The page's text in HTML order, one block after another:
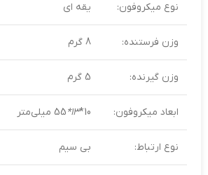
نوع میکروفون: یقه ای
وزن فرستنده: 8 گرم
وزن گیرنده: 5 گرم
ابعاد میکروفون: 10*
13* 55 میلی‌متر
نوع ارتباط: بی‌ سیم